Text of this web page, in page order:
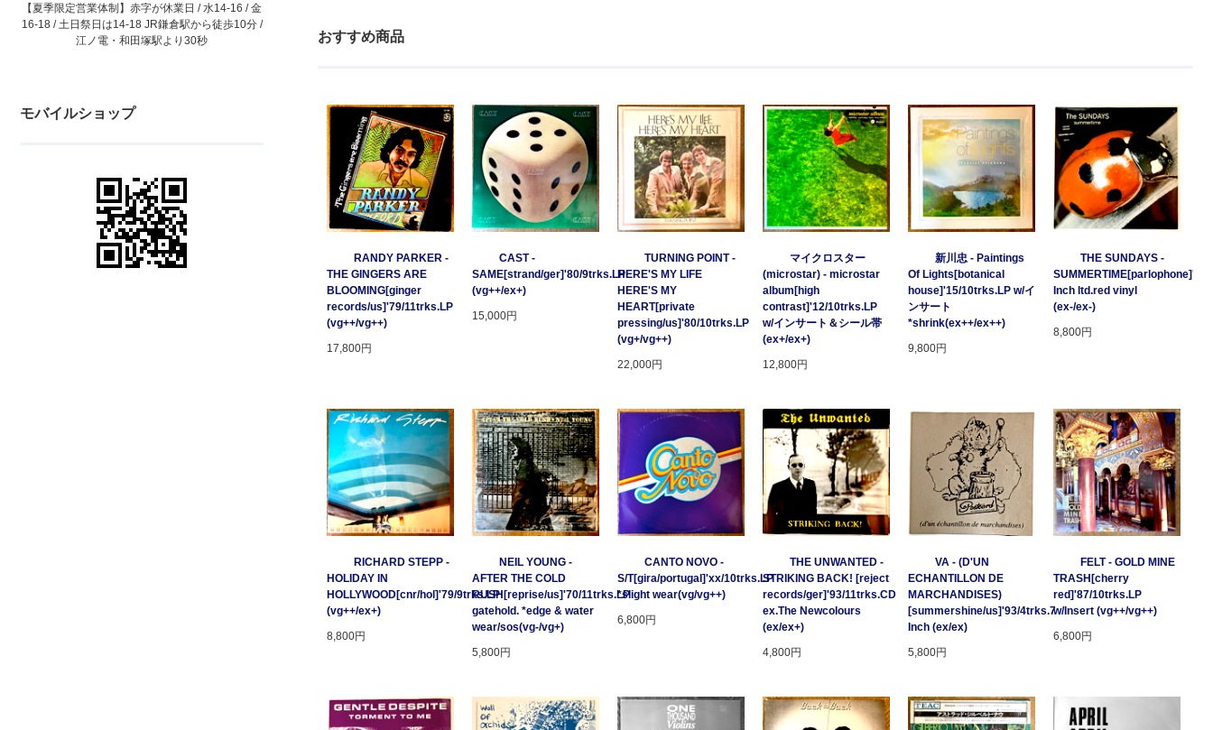
【夏季限定営業体制】赤字が休業日 / 水14-16 / 金
16-18 / 土日祭日は14-18 JR鎌倉駅から徒歩10分 /
江ノ電・和田塚駅より30秒
モバイルショップ
おすすめ商品
RANDY PARKER -
THE GINGERS ARE
BLOOMING[ginger
records/us]'79/11trks.LP
(vg++/vg++)
17,800円
CAST -
SAME[strand/ger]'80/9trks.LP
(vg++/ex+)
15,000円
TURNING POINT -
HERE'S MY LIFE
HERE'S MY
HEART[private
pressing/us]'80/10trks.LP
(vg+/vg++)
22,000円
マイクロスター
(microstar) - microstar
album[high
contrast]'12/10trks.LP
w/インサート＆シール帯
(ex+/ex+)
12,800円
新川忠 - Paintings
Of Lights[botanical
house]'15/10trks.LP w/イ
ンサート
*shrink(ex++/ex++)
9,800円
THE SUNDAYS -
Inch ltd.red vinyl
(ex-/ex-)
8,800円
RICHARD STEPP -
HOLIDAY IN
HOLLYWOOD[cnr/hol]'79/9trks.LP
(vg++/ex+)
8,800円
NEIL YOUNG -
AFTER THE COLD
RUSH[reprise/us]'70/11trks.LP
gatehold. *edge & water
wear/sos(vg-/vg+)
5,800円
CANTO NOVO -
S/T[gira/portugal]'xx/10trks.LP
*slight wear(vg/vg++)
6,800円
THE UNWANTED -
STRIKING BACK! [reject
records/ger]'93/11trks.CD
ex.The Newcolours
(ex/ex+)
4,800円
VA - (D'UN
ECHANTILLON DE
MARCHANDISES)
[summershine/us]'93/4trks.7
Inch (ex/ex)
5,800円
FELT - GOLD MINE
TRASH[cherry
red]'87/10trks.LP
w/Insert (vg++/vg++)
6,800円